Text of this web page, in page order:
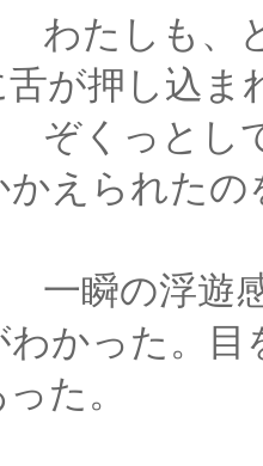
と答えよ
が押し込ま
て、思わ
えられた
感の後、
かった。
た。